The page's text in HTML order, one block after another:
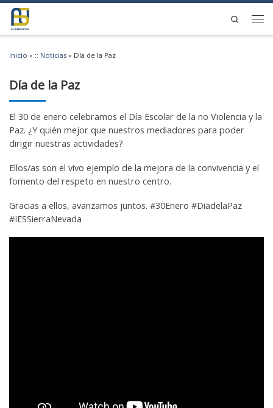
Saltar al contenido
Search
Inicio » :: Noticias » Día de la Paz
Día de la Paz
El 30 de enero celebramos el Día Escolar de la no Violencia y la
Paz. ¿Y quién mejor que nuestros mediadores para poder
dirigir nuestras actividades?
Ellos/as son el vivo ejemplo de la mejora de la convivencia y el
fomento del respeto en nuestro centro.
Gracias a ellos, avanzamos juntos. #30Enero #DiadelaPaz
#IESSierraNevada